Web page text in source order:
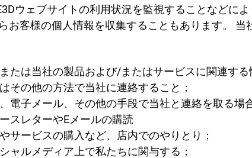
ウェブサイトの利用状況を監視することなどに
お客様の個人情報を収集することもあります。
たは当社の製品および/またはサービスに関連す
その他の方法で当社に連絡すること；
電子メール、その他の手段で当社と連絡を取る場
スレターやEメールの購読
サービスの購入など、店内でのやりとり；
ャルメディア上で私たちに関与する；